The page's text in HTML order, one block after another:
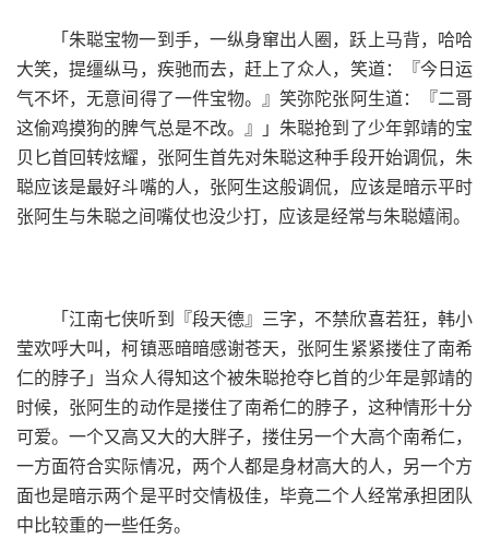
「朱聪宝物一到手，一纵身窜出人圈，跃上马背，哈哈
大笑，提缰纵马，疾驰而去，赶上了众人，笑道：『今日运
气不坏，无意间得了一件宝物。』笑弥陀张阿生道：『二哥
这偷鸡摸狗的脾气总是不改。』」朱聪抢到了少年郭靖的宝
贝匕首回转炫耀，张阿生首先对朱聪这种手段开始调侃，朱
聪应该是最好斗嘴的人，张阿生这般调侃，应该是暗示平时
张阿生与朱聪之间嘴仗也没少打，应该是经常与朱聪嬉闹。
「江南七侠听到『段天德』三字，不禁欣喜若狂，韩小
莹欢呼大叫，柯镇恶暗暗感谢苍天，张阿生紧紧搂住了南希
仁的脖子」当众人得知这个被朱聪抢夺匕首的少年是郭靖的
时候，张阿生的动作是搂住了南希仁的脖子，这种情形十分
可爱。一个又高又大的大胖子，搂住另一个大高个南希仁，
一方面符合实际情况，两个人都是身材高大的人，另一个方
面也是暗示两个是平时交情极佳，毕竟二个人经常承担团队
中比较重的一些任务。